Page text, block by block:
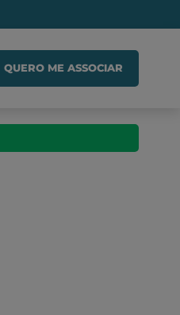
QUERO ME ASSOCIAR